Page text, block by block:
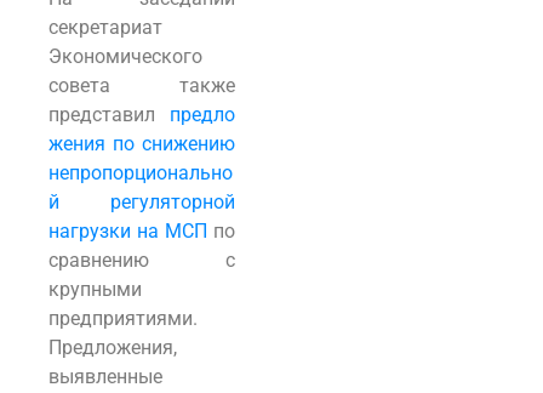
секретариат
Экономического
совета также
представил предло
жения по снижению
непропорционально
й регуляторной
нагрузки на МСП по
сравнению с
крупными
предприятиями.
Предложения,
выявленные